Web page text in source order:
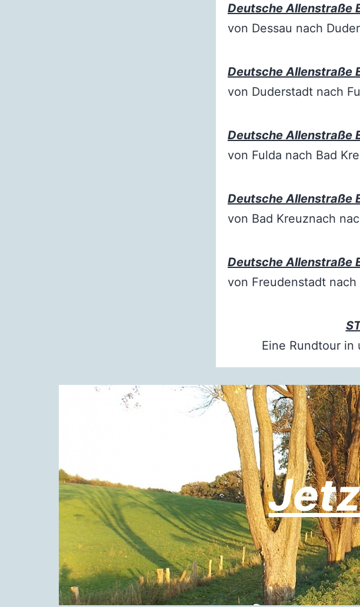
Deutsche Allenstraße
von Dessau nach
Deutsche Allenstraße
von Duderstadt nach
Deutsche Allenstraße
von Fulda nach Bad
Deutsche Allenstraße
von Bad Kreuznach
Deutsche Allenstraße
von Freudenstadt
Eine Rundtour